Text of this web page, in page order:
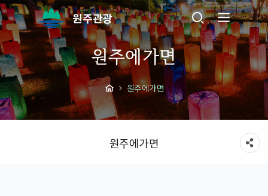
원주관광
원주에가면
원주에가면
원주에가면